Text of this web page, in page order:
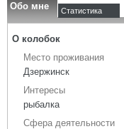
Обо мне Статистика
О колобок
Место проживания
Дзержинск
Интересы
рыбалка
Сфера деятельности